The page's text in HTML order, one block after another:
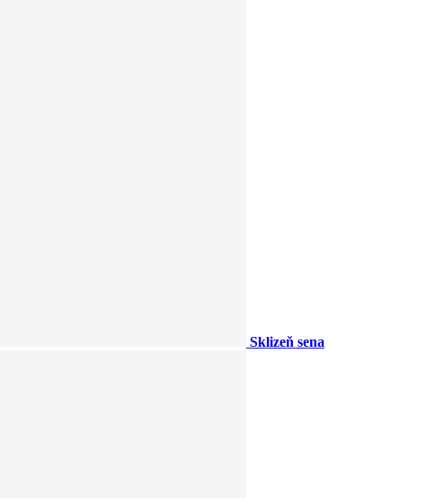
Sklizeň sena